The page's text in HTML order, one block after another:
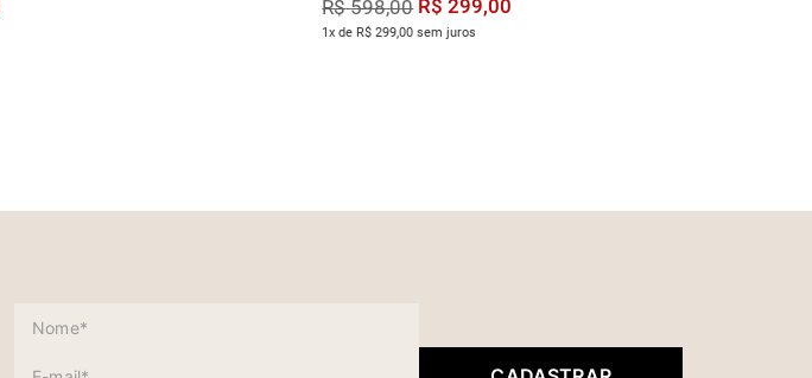
R$ 598,00 R$ 299,00
1x de R$ 299,00 sem juros